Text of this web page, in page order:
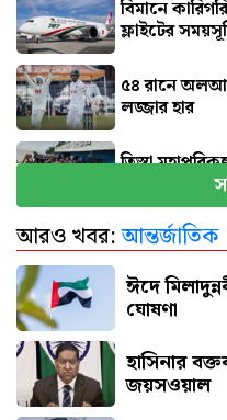
বিমানে
ফ্লাইটের
৫৪ রানে
লজ্জার হার
তিস্তা
জুলাই জাদুঘর
আরও খবর:আন্তর্জাতিক
ঈদে
ঘোষণা
হাসিনার
জয়সওয়াল